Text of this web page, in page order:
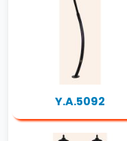
Y.A.5092